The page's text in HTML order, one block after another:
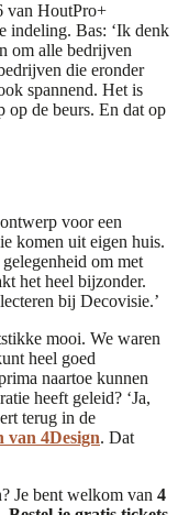
van HoutPro+
indeling. Bas: ‘Ik denk
om alle bedrijven
die eronder
spannend. Het is
op de beurs. En dat op
voor een
komen uit eigen huis.
om met
het heel bijzonder.
bij Decovisie.’
mooi. We waren
heel goed
naartoe kunnen
heeft geleid? ‘Ja,
terug in de
van 4Design. Dat
Je bent welkom van 4